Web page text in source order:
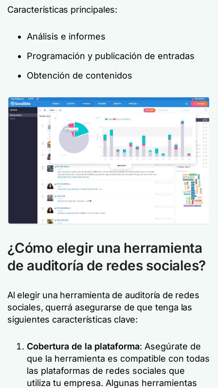
Características principales:
Análisis e informes
Programación y publicación de entradas
Obtención de contenidos
¿Cómo elegir una herramienta
de auditoría de redes sociales?
Al elegir una herramienta de auditoría de redes
sociales, querrá asegurarse de que tenga las
siguientes características clave:
Cobertura de la plataforma: Asegúrate de
que la herramienta es compatible con todas
las plataformas de redes sociales que
utiliza tu empresa. Algunas herramientas